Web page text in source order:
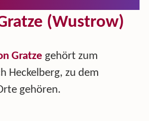
(Wustrow)
Gratze gehört zum
Heckelberg, zu dem
gehören.